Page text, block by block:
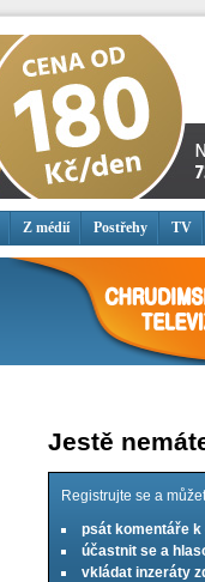
Z médií Postřehy TV
Jestě
Registrujte se a
psát komentáře k
účastnit se a
vkládat inzeráty